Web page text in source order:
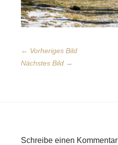
← Vorheriges Bild
Nächstes Bild →
Schreibe einen Kommentar